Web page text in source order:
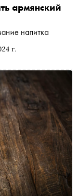
г.
армянский
напитка